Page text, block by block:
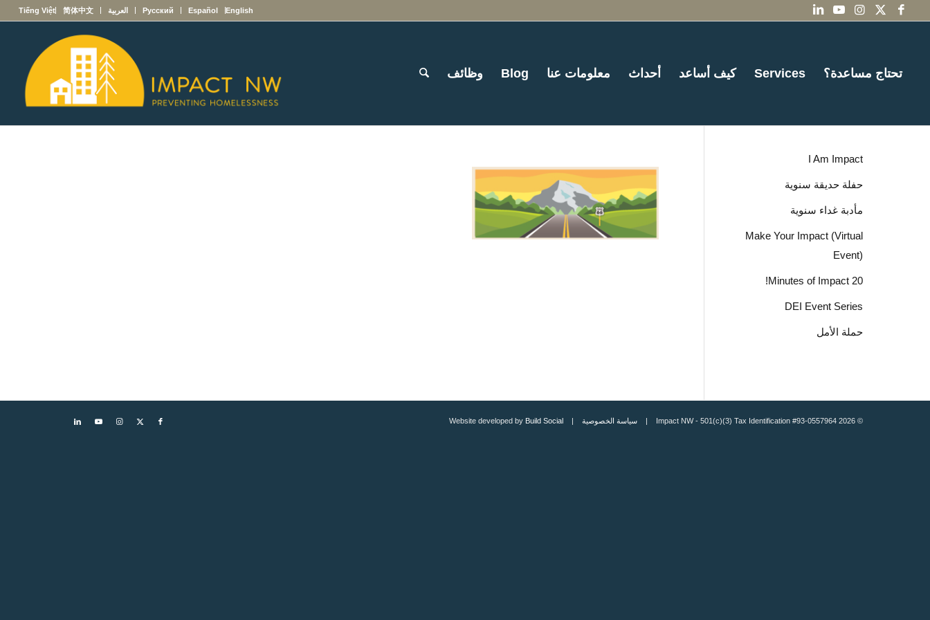
English
Español
Русский العربية 简体中文
Tiếng Việt
تحتاج مساعدة؟ Services كيف أساعد أحداث معلومات عنا Blog وظائف
I Am Impact
حفلة حديقة سنوية
مأدبة غداء سنوية
Make Your Impact (Virtual
Event)
20 Minutes of Impact!
DEI Event Series
حملة الأمل
© 2026 Impact NW - 501(c)(3) Tax Identification #93-0557964 | سياسة الخصوصية | Website developed by
Build Social